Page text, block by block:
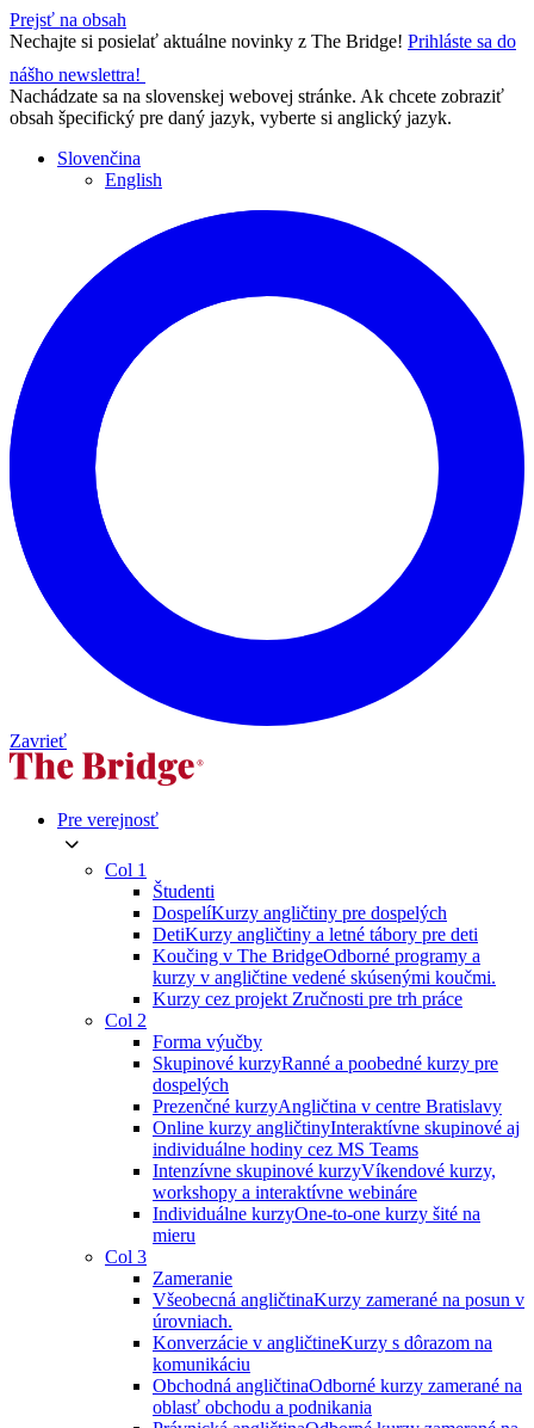
Prejsť na obsah
Nechajte si posielať aktuálne novinky z The Bridge! Prihláste sa do
nášho newslettra!
Nachádzate sa na slovenskej webovej stránke. Ak chcete zobraziť
obsah špecifický pre daný jazyk, vyberte si anglický jazyk.
Slovenčina
English
Zavrieť
Pre verejnosť
Col 1
Študenti
DospelíKurzy angličtiny pre dospelých
DetiKurzy angličtiny a letné tábory pre deti
Koučing v The BridgeOdborné programy a
kurzy v angličtine vedené skúsenými koučmi.
Kurzy cez projekt Zručnosti pre trh práce
Col 2
Forma výučby
Skupinové kurzyRanné a poobedné kurzy pre
dospelých
Prezenčné kurzyAngličtina v centre Bratislavy
Online kurzy angličtinyInteraktívne skupinové aj
individuálne hodiny cez MS Teams
Intenzívne skupinové kurzyVíkendové kurzy,
workshopy a interaktívne webináre
Individuálne kurzyOne-to-one kurzy šité na
mieru
Col 3
Zameranie
Všeobecná angličtinaKurzy zamerané na posun v
úrovniach.
Konverzácie v angličtineKurzy s dôrazom na
komunikáciu
Obchodná angličtinaOdborné kurzy zamerané na
oblasť obchodu a podnikania